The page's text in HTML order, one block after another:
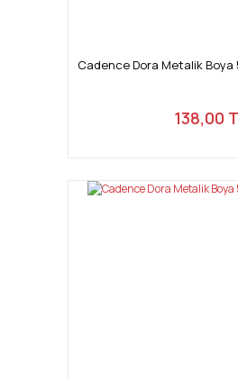
Cadence Dora Metalik Boya
138,00